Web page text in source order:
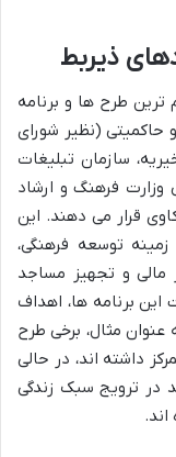
ذیربط
طرح ها و برنامه
حاکمیتی (نظیر شورای
سازمان تبلیغات
وزارت فرهنگ و ارشاد
قرار می دهند. این
توسعه فرهنگی،
مالی و تجهیز مساجد
برنامه ها، اهداف
عنوان مثال، برخی طرح
داشته اند، در حالی
در ترویج سبک زندگی